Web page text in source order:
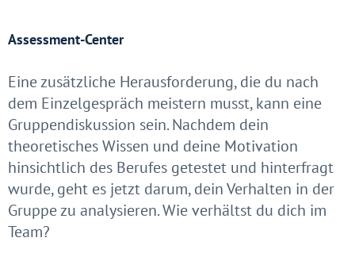
Assessment-Center
Eine zusätzliche Herausforderung, die du nach
dem Einzelgespräch meistern musst, kann eine
Gruppendiskussion sein. Nachdem dein
theoretisches Wissen und deine Motivation
hinsichtlich des Berufes getestet und hinterfragt
wurde, geht es jetzt darum, dein Verhalten in der
Gruppe zu analysieren. Wie verhältst du dich im
Team?